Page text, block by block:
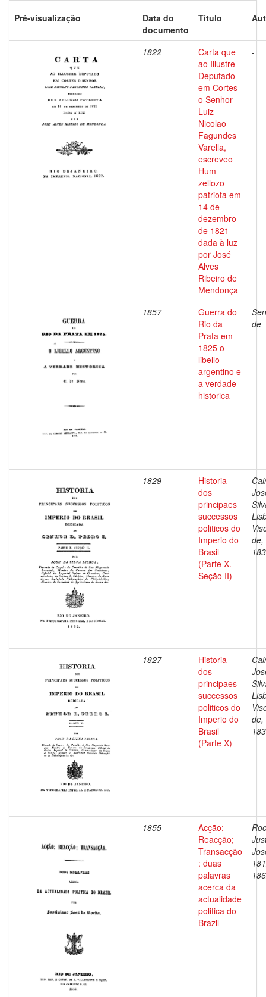
Pré-visualização
Data do
documento
Título
1822
Carta que
ao Illustre
Deputado
em Cortes
o Senhor
Luiz
Nicolao
Fagundes
Varella,
escreveo
Hum
zellozo
patriota em
14 de
dezembro
de 1821
dada à luz
por José
Alves
Ribeiro de
Mendonça
-
1857
Guerra do
Rio da
Prata em
1825 o
libello
argentino e
a verdade
historica
de
1829
Historia
dos
principaes
successos
politicos do
Imperio do
Brasil
(Parte X.
Seção II)
de,
1827
Historia
dos
principaes
successos
politicos do
Imperio do
Brasil
(Parte X)
de,
1855
Acção;
Reacção;
Transacção
: duas
palavras
acerca da
actualidade
politica do
Brazil